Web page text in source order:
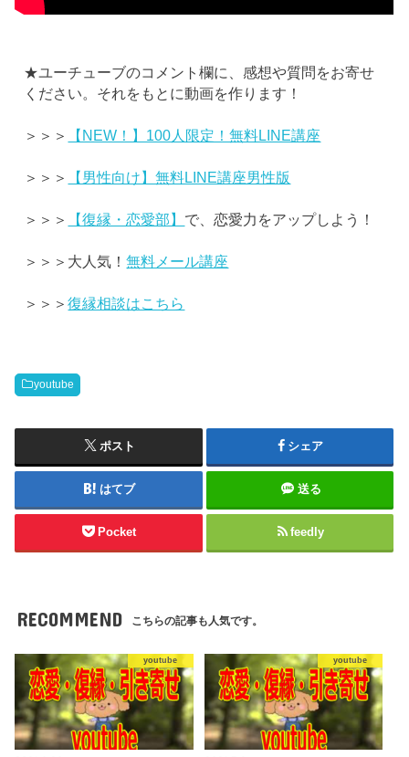
★ユーチューブのコメント欄に、感想や質問をお寄せ
ください。それをもとに動画を作ります！
＞＞＞ 【NEW！】100人限定！無料LINE講座
＞＞＞ 【男性向け】無料LINE講座男性版
＞＞＞ 【復縁・恋愛部】 で、恋愛力をアップしよう！
＞＞＞大人気！無料メール講座
＞＞＞復縁相談はこちら
youtube
ポスト シェア
はてブ 送る
Pocket feedly
RECOMMEND こちらの記事も人気です。
youtube youtube